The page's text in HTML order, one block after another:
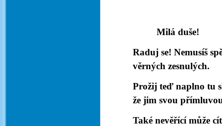
Milá duše!
Raduj se! Nemusíš
věrných zesnulých.
Prožij teď naplno tu
že jim svou
Také nevěřící může